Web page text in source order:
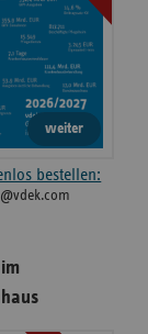
weiter
bestellen: